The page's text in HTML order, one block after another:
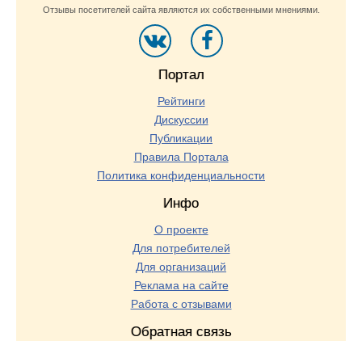
Отзывы посетителей сайта являются их собственными мнениями.
Портал
Рейтинги
Дискуссии
Публикации
Правила Портала
Политика конфиденциальности
Инфо
О проекте
Для потребителей
Для организаций
Реклама на сайте
Работа с отзывами
Обратная связь